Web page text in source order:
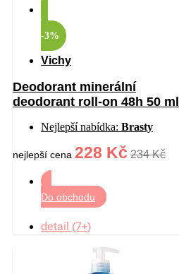
-3%
Vichy
Deodorant minerální
deodorant roll-on 48h 50 ml
Nejlepší nabídka: Brasty
nejlepší cena 228 Kč 234 Kč
Do obchodu
detail (7+)